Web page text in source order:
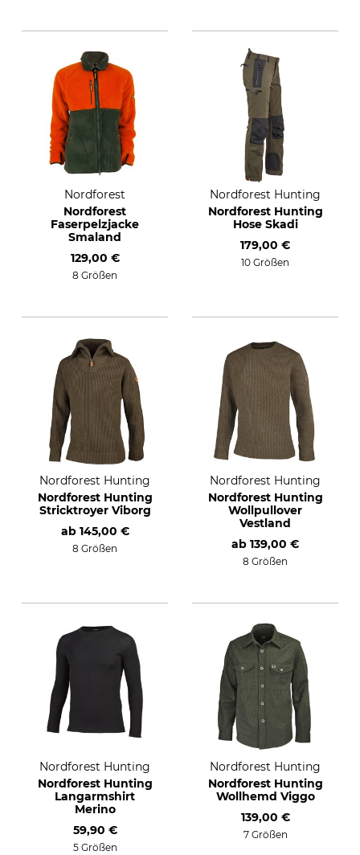
Nordforest
Nordforest
Faserpelzjacke
Smaland
129,00 €
8 Größen
Nordforest Hunting
Nordforest Hunting
Hose Skadi
179,00 €
10 Größen
Nordforest Hunting
Nordforest Hunting
Stricktroyer Viborg
ab 145,00 €
8 Größen
Nordforest Hunting
Nordforest Hunting
Wollpullover
Vestland
ab 139,00 €
8 Größen
Nordforest Hunting
Nordforest Hunting
Langarmshirt
Merino
59,90 €
5 Größen
Nordforest Hunting
Nordforest Hunting
Wollhemd Viggo
139,00 €
7 Größen